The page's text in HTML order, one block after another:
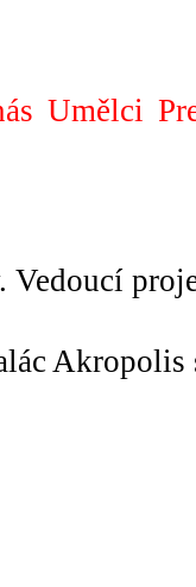
Umělci
Vedoucí
Akropolis